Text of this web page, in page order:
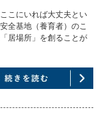
こにいれば大丈夫とい
全基地（養育者）のこ
居場所」を創ることが